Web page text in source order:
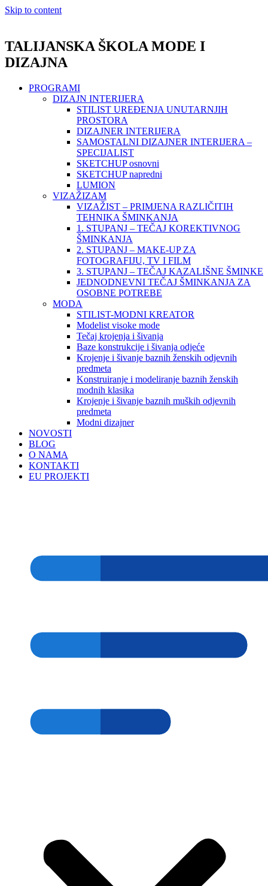
Skip to content
TALIJANSKA ŠKOLA MODE I
DIZAJNA
PROGRAMI
DIZAJN INTERIJERA
STILIST UREĐENJA UNUTARNJIH
PROSTORA
DIZAJNER INTERIJERA
SAMOSTALNI DIZAJNER INTERIJERA –
SPECIJALIST
SKETCHUP osnovni
SKETCHUP napredni
LUMION
VIZAŽIZAM
VIZAŽIST – PRIMJENA RAZLIČITIH
TEHNIKA ŠMINKANJA
1. STUPANJ – TEČAJ KOREKTIVNOG
ŠMINKANJA
2. STUPANJ – MAKE-UP ZA
FOTOGRAFIJU, TV I FILM
3. STUPANJ – TEČAJ KAZALIŠNE ŠMINKE
JEDNODNEVNI TEČAJ ŠMINKANJA ZA
OSOBNE POTREBE
MODA
STILIST-MODNI KREATOR
Modelist visoke mode
Tečaj krojenja i šivanja
Baze konstrukcije i šivanja odjeće
Krojenje i šivanje baznih ženskih odjevnih
predmeta
Konstruiranje i modeliranje baznih ženskih
modnih klasika
Krojenje i šivanje baznih muških odjevnih
predmeta
Modni dizajner
NOVOSTI
BLOG
O NAMA
KONTAKTI
EU PROJEKTI